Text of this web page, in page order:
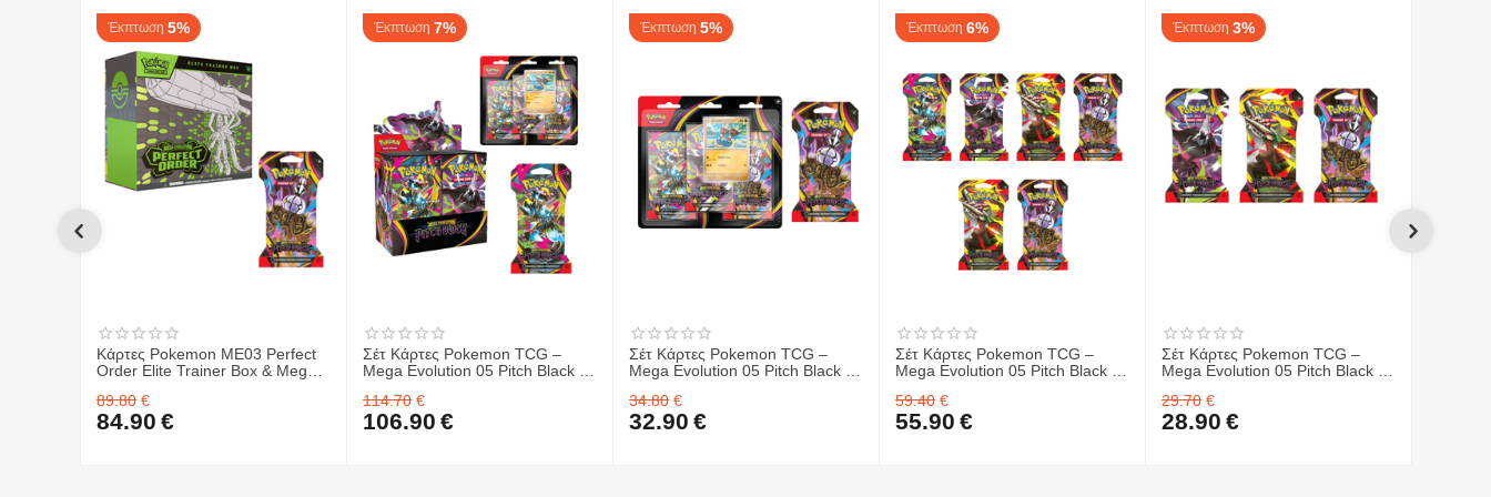
Έκπτωση 5%
Κάρτες Pokemon ME03 Perfect
Order Elite Trainer Box & Mega
Sleeved Booster 1 ΤΜΧ.
89.80 €
84.90 €
Έκπτωση 7%
Σέτ Κάρτες Pokemon TCG –
Mega Evolution 05 Pitch Black -
Κάρτες Pokemon TCG – Mega
Evolution 05 Pitch Black - 3-
114.70 €
106.90 €
Έκπτωση 5%
Σέτ Κάρτες Pokemon TCG –
Mega Evolution 05 Pitch Black -
Κάρτες Pokemon TCG – Mega
Evolution 05 Pitch Black - 3-
34.80 €
32.90 €
Έκπτωση 6%
Σέτ Κάρτες Pokemon TCG –
Mega Evolution 05 Pitch Black -
59.40 €
55.90 €
Έκπτωση 3%
Σέτ Κάρτες Pokemon TCG –
Mega Evolution 05 Pitch Black -
29.70 €
28.90 €